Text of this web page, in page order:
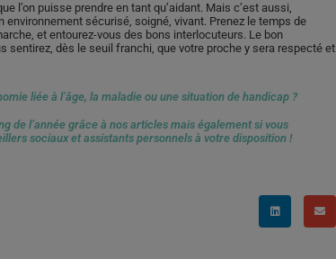
l’on puisse prendre en tant qu’aidant. Mais c’est aussi,
environnement sécurisé, soigné, vivant. Prenez le temps de
et entourez-vous des bons interlocuteurs. Le bon
sentirez, dès le seuil franchi, que votre proche y sera respecté et
liée à l’âge, la maladie ou une situation de handicap ?
de l’année grâce à nos articles mais également si vous
sociaux et assistants personnels à votre disposition !